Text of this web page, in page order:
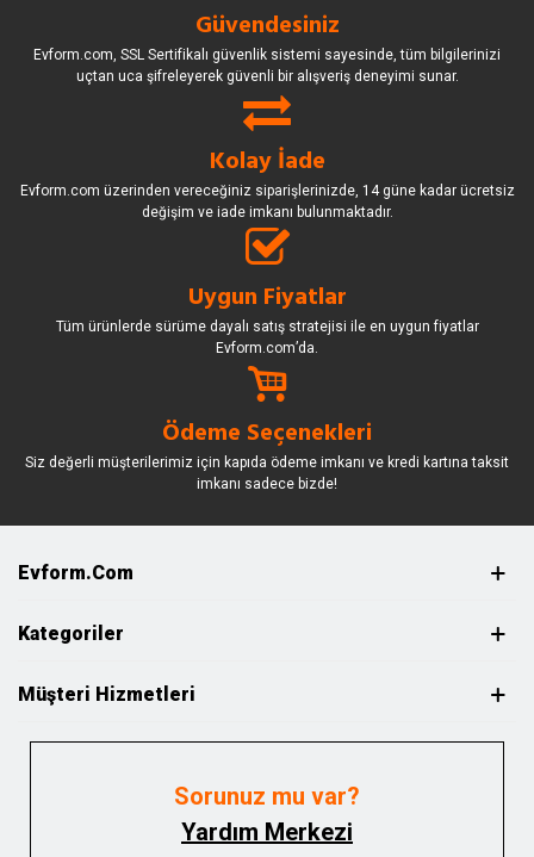
Güvendesiniz
Evform.com, SSL Sertifikalı güvenlik sistemi sayesinde, tüm bilgilerinizi
uçtan uca şifreleyerek güvenli bir alışveriş deneyimi sunar.
Kolay İade
Evform.com üzerinden vereceğiniz siparişlerinizde, 14 güne kadar ücretsiz
değişim ve iade imkanı bulunmaktadır.
Uygun Fiyatlar
Tüm ürünlerde sürüme dayalı satış stratejisi ile en uygun fiyatlar
Evform.com’da.
Ödeme Seçenekleri
Siz değerli müşterilerimiz için kapıda ödeme imkanı ve kredi kartına taksit
imkanı sadece bizde!
Evform.com
Kategoriler
Müşteri Hizmetleri
Sorunuz mu var?
Yardım Merkezi